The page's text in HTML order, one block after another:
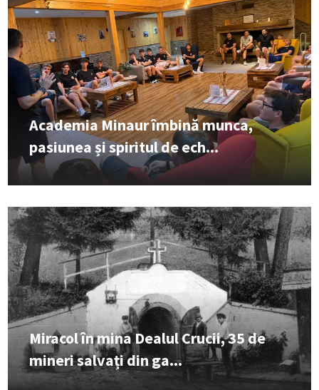
Academia Minaur îmbină munca,
pasiunea și spiritul de ech...
Miracol în mina Dealul Crucii, 35 de
mineri salvați din ga...